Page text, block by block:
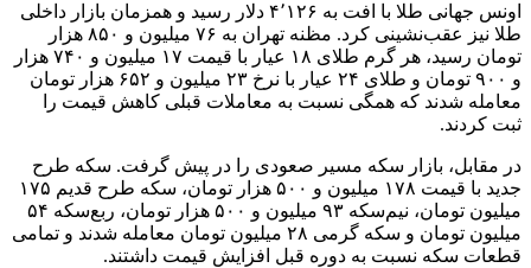
اونس جهانی طلا با افت به ۴٬۱۲۶ دلار رسید و همزمان بازار داخلی
طلا نیز عقب‌نشینی کرد. مظنه تهران به ۷۶ میلیون و ۸۵۰ هزار
تومان رسید، هر گرم طلای ۱۸ عیار با قیمت ۱۷ میلیون و ۷۴۰ هزار
و ۹۰۰ تومان و طلای ۲۴ عیار با نرخ ۲۳ میلیون و ۶۵۲ هزار تومان
معامله شدند که همگی نسبت به معاملات قبلی کاهش قیمت را
ثبت کردند.
در مقابل، بازار سکه مسیر صعودی را در پیش گرفت. سکه طرح
جدید با قیمت ۱۷۸ میلیون و ۵۰۰ هزار تومان، سکه طرح قدیم ۱۷۵
میلیون تومان، نیم‌سکه ۹۳ میلیون و ۵۰۰ هزار تومان، ربع‌سکه ۵۴
میلیون تومان و سکه گرمی ۲۸ میلیون تومان معامله شدند و تمامی
قطعات سکه نسبت به دوره قبل افزایش قیمت داشتند.